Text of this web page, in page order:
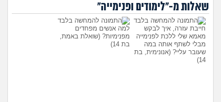
שאלות מ-"לימודים ופנימייה"
חייבת עזרה, איך לבקש
מאמא שלי ללכת לפנימייה
מבלי לשתף אותה במה
שעובר עליי? (אנונימית, בת
14)
למה אנשים מפחדים
מפנימיות? (שואלת באמת,
בת 14)